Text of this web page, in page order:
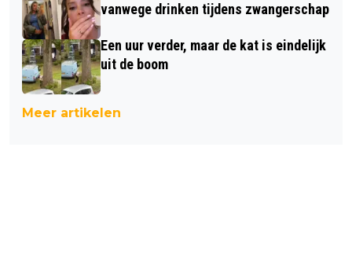
vanwege drinken tijdens zwangerschap
Een uur verder, maar de kat is eindelijk
uit de boom
Meer artikelen